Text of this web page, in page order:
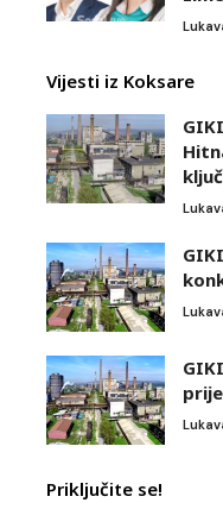
Vijesti iz Koksare
Priključite se!